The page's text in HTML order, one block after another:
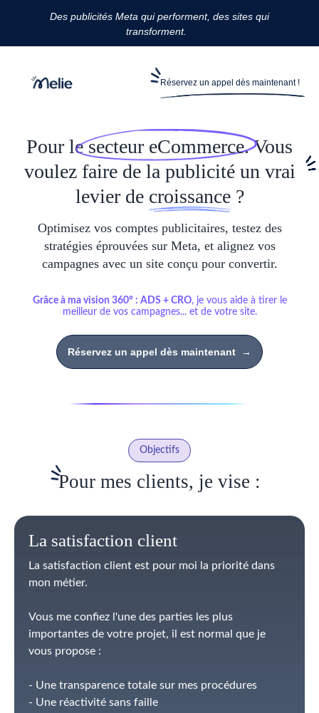
Des publicités Meta qui performent, des sites qui
transforment.
Réservez un appel dès maintenant !
Pour lesecteur eCommerce. Vous
voulez faire de la publicité un vrai
levier de croissance?
Optimisez vos comptes publicitaires, testez des
stratégies éprouvées sur Meta, et alignez vos
campagnes avec un site conçu pour convertir.
Grâce à ma vision 360° : ADS + CRO, je vous aide à tirer le
meilleur de vos campagnes... et de votre site.
Réservez un appel dès maintenant →
Objectifs
Pour mes clients, je vise :
La satisfaction client
La satisfaction client est pour moi la priorité dans
mon métier.
Vous me confiez l'une des parties les plus
importantes de votre projet, il est normal que je
vous propose :
- Une transparence totale sur mes procédures
- Une réactivité sans faille